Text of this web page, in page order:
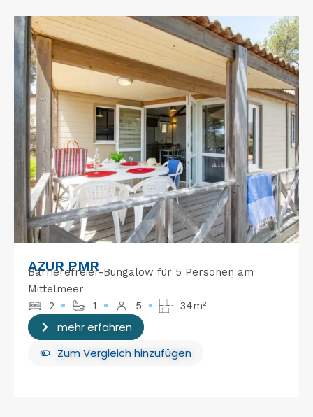
AZUR PMR
Barrierefreier-Bungalow für 5 Personen am
Mittelmeer
2
1 5 34m²
mehr erfahren
Zum Vergleich hinzufügen